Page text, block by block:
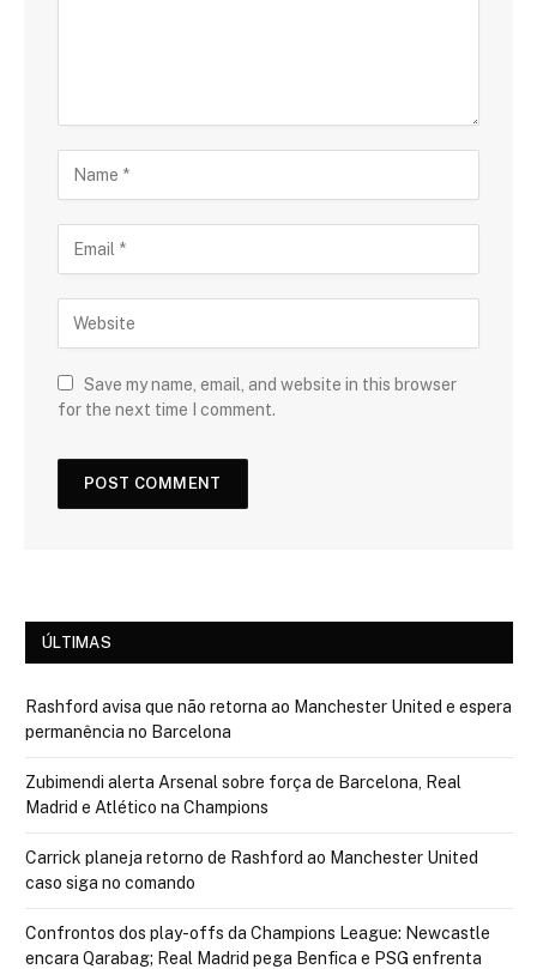
Save my name, email, and website in this browser
for the next time I comment.
ÚLTIMAS
Rashford avisa que não retorna ao Manchester United e espera
permanência no Barcelona
Zubimendi alerta Arsenal sobre força de Barcelona, Real
Madrid e Atlético na Champions
Carrick planeja retorno de Rashford ao Manchester United
caso siga no comando
Confrontos dos play-offs da Champions League: Newcastle
encara Qarabag; Real Madrid pega Benfica e PSG enfrenta